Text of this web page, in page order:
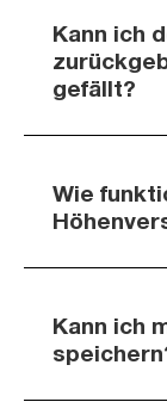
Kann ich
gefällt?
Wie
Kann ich